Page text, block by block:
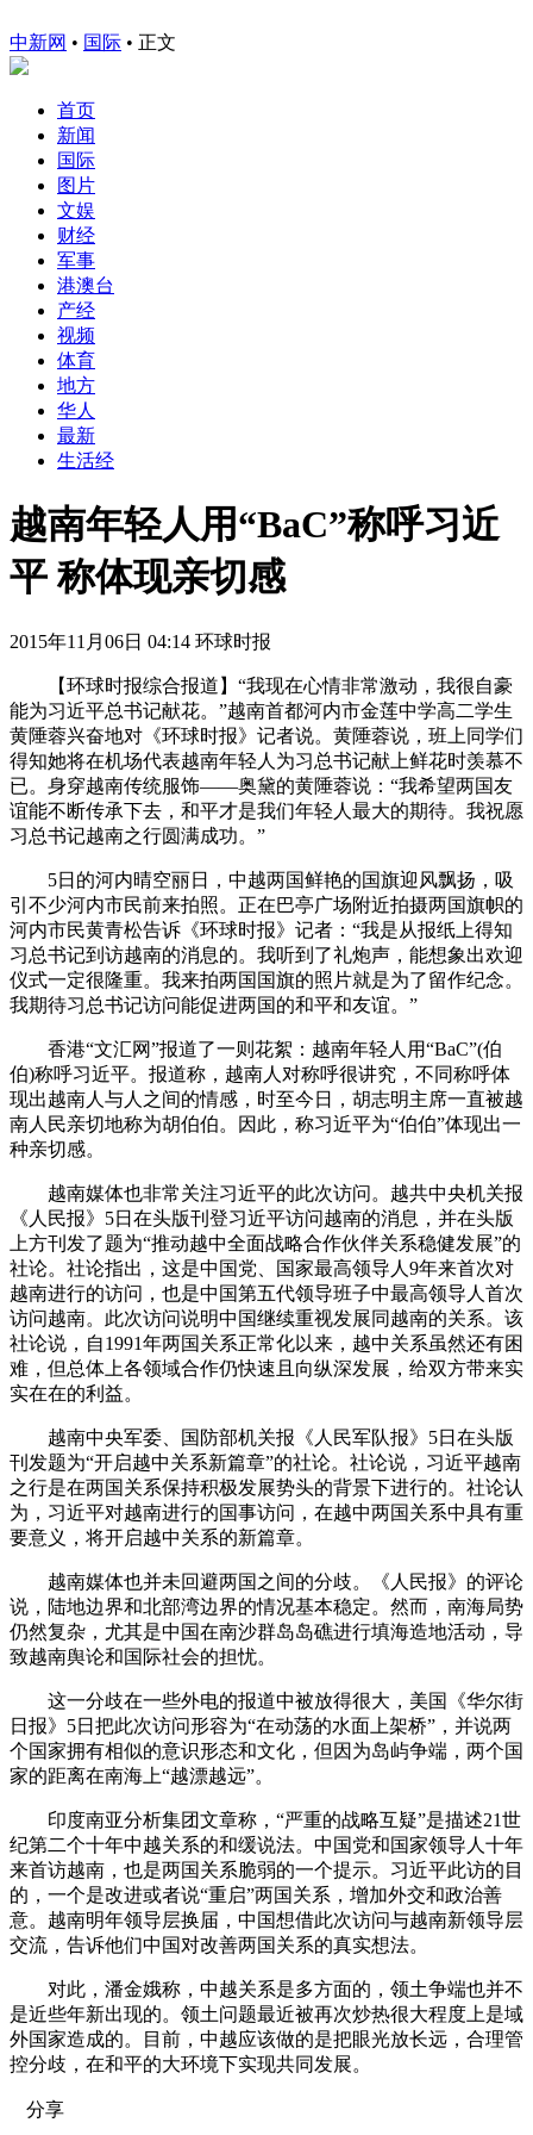
中新网 • 国际 • 正文
首页
新闻
国际
图片
文娱
财经
军事
港澳台
产经
视频
体育
地方
华人
最新
生活经
越南年轻人用“BaC”称呼习近
平 称体现亲切感
2015年11月06日 04:14 环球时报
【环球时报综合报道】“我现在心情非常激动，我很自豪
能为习近平总书记献花。”越南首都河内市金莲中学高二学生
黄陲蓉兴奋地对《环球时报》记者说。黄陲蓉说，班上同学们
得知她将在机场代表越南年轻人为习总书记献上鲜花时羡慕不
已。身穿越南传统服饰——奥黛的黄陲蓉说：“我希望两国友
谊能不断传承下去，和平才是我们年轻人最大的期待。我祝愿
习总书记越南之行圆满成功。”
5日的河内晴空丽日，中越两国鲜艳的国旗迎风飘扬，吸
引不少河内市民前来拍照。正在巴亭广场附近拍摄两国旗帜的
河内市民黄青松告诉《环球时报》记者：“我是从报纸上得知
习总书记到访越南的消息的。我听到了礼炮声，能想象出欢迎
仪式一定很隆重。我来拍两国国旗的照片就是为了留作纪念。
我期待习总书记访问能促进两国的和平和友谊。”
香港“文汇网”报道了一则花絮：越南年轻人用“BaC”(伯
伯)称呼习近平。报道称，越南人对称呼很讲究，不同称呼体
现出越南人与人之间的情感，时至今日，胡志明主席一直被越
南人民亲切地称为胡伯伯。因此，称习近平为“伯伯”体现出一
种亲切感。
越南媒体也非常关注习近平的此次访问。越共中央机关报
《人民报》5日在头版刊登习近平访问越南的消息，并在头版
上方刊发了题为“推动越中全面战略合作伙伴关系稳健发展”的
社论。社论指出，这是中国党、国家最高领导人9年来首次对
越南进行的访问，也是中国第五代领导班子中最高领导人首次
访问越南。此次访问说明中国继续重视发展同越南的关系。该
社论说，自1991年两国关系正常化以来，越中关系虽然还有困
难，但总体上各领域合作仍快速且向纵深发展，给双方带来实
实在在的利益。
越南中央军委、国防部机关报《人民军队报》5日在头版
刊发题为“开启越中关系新篇章”的社论。社论说，习近平越南
之行是在两国关系保持积极发展势头的背景下进行的。社论认
为，习近平对越南进行的国事访问，在越中两国关系中具有重
要意义，将开启越中关系的新篇章。
越南媒体也并未回避两国之间的分歧。《人民报》的评论
说，陆地边界和北部湾边界的情况基本稳定。然而，南海局势
仍然复杂，尤其是中国在南沙群岛岛礁进行填海造地活动，导
致越南舆论和国际社会的担忧。
这一分歧在一些外电的报道中被放得很大，美国《华尔街
日报》5日把此次访问形容为“在动荡的水面上架桥”，并说两
个国家拥有相似的意识形态和文化，但因为岛屿争端，两个国
家的距离在南海上“越漂越远”。
印度南亚分析集团文章称，“严重的战略互疑”是描述21世
纪第二个十年中越关系的和缓说法。中国党和国家领导人十年
来首访越南，也是两国关系脆弱的一个提示。习近平此访的目
的，一个是改进或者说“重启”两国关系，增加外交和政治善
意。越南明年领导层换届，中国想借此次访问与越南新领导层
交流，告诉他们中国对改善两国关系的真实想法。
对此，潘金娥称，中越关系是多方面的，领土争端也并不
是近些年新出现的。领土问题最近被再次炒热很大程度上是域
外国家造成的。目前，中越应该做的是把眼光放长远，合理管
控分歧，在和平的大环境下实现共同发展。
分享